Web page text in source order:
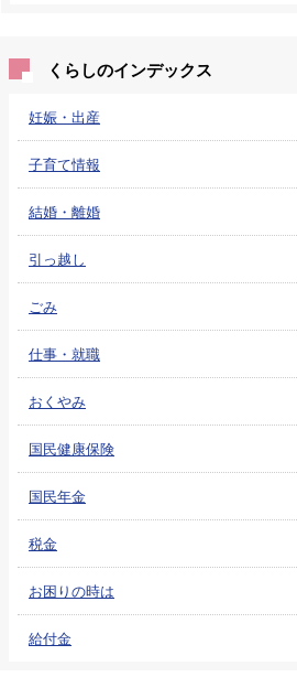
くらしのインデックス
妊娠・出産
子育て情報
結婚・離婚
引っ越し
ごみ
仕事・就職
おくやみ
国民健康保険
国民年金
税金
お困りの時は
給付金